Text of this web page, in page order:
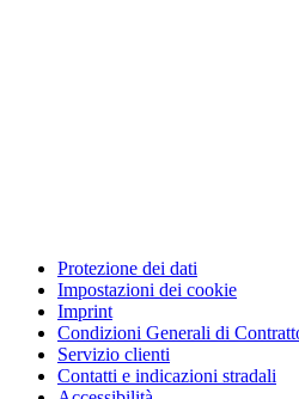
Protezione dei dati
Impostazioni dei cookie
Imprint
Condizioni Generali di
Servizio clienti
Contatti e indicazioni stradali